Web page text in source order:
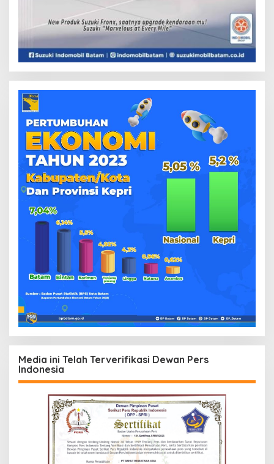
Media ini Telah Terverifikasi Dewan Pers
Indonesia